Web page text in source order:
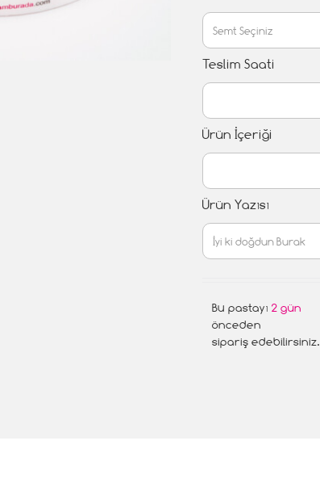
Teslim Saati
Ürün İçeriği
Ürün Yazısı
Bu pastayı 2 gün
önceden
sipariş edebilirsiniz.